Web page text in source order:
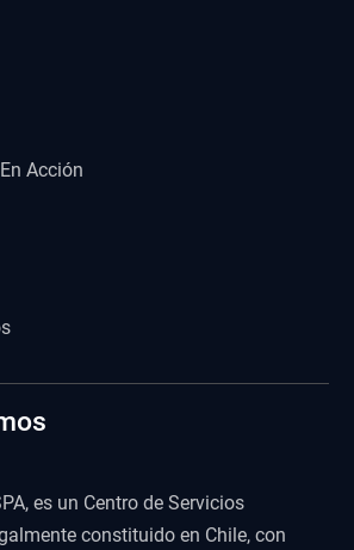
Acción
es un Centro de Servicios
constituido en Chile, con